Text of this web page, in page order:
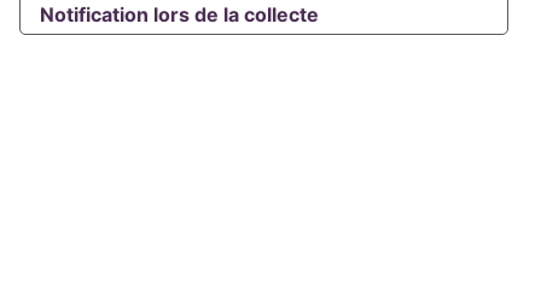
Notification lors de la collecte